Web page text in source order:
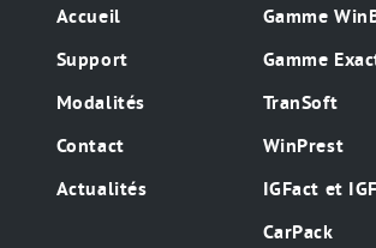
Accueil
Support
Modalités
Contact
Actualités
Gamme
Gamme
TranSoft
WinPrest
IGFact et
CarPack